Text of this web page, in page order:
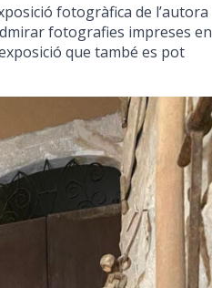
fotogràfica de l’autora
fotografies impreses en
que també es pot